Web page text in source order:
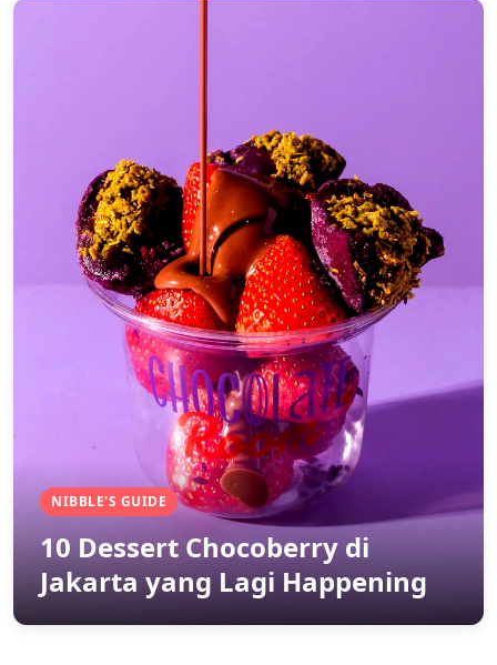
NIBBLE'S GUIDE
10 Dessert Chocoberry di
Jakarta yang Lagi Happening